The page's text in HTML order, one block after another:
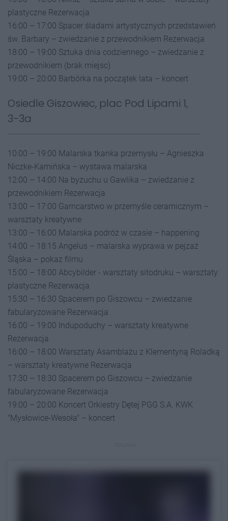
plastyczne Rezerwacja
16:00 – 17:00 Spacer śladami artystycznych przedstawień
św. Barbary – zwiedzanie z przewodnikiem Rezerwacja
18:00 – 19:00 Sztuka dnia codziennego – zwiedzanie z
przewodnikiem (brak miejsc)
19:00 – 20:00 Barbórka na początek lata – koncert
Osiedle Giszowiec, plac Pod Lipami 1,
3-3a
10:00 – 19:00 Malarska tkanka przemysłu – Agnieszka
Niczke-Kamińska – wystawa malarska
12:00 – 14:00 Na byzuchu u Gawlika – zwiedzanie z
przewodnikiem Rezerwacja
13:00 – 17:00 Garncarstwo w przemyśle ceramicznym –
warsztaty kreatywne
13:00 – 16:00 Malarska podróż w czasie – happening
14:00 – 18:15 Angelus – malarska wyprawa w pejzaż
Śląska – pokaz filmu
15:00 – 18:00 Abcybilder - warsztaty sitodruku – warsztaty
plastyczne Rezerwacja
15:30 – 16:30 Spacerem po Giszowcu – zwiedzanie
fabularyzowane Rezerwacja
16:00 – 19:00 Indupoduchy – warsztaty kreatywne
Rezerwacja
16:00 – 18:00 Warsztaty Asamblażu z Klementyną Roladką
– warsztaty kreatywne Rezerwacja
17:30 – 18:30 Spacerem po Giszowcu – zwiedzanie
fabularyzowane Rezerwacja
19:00 – 20:00 Koncert Orkiestry Dętej PGG S.A. KWK
"Mysłowice-Wesoła" – koncert